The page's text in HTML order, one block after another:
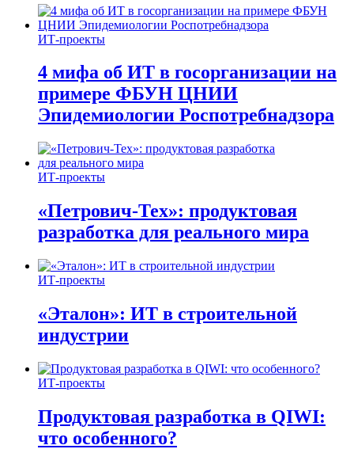
ИТ-проекты
4 мифа об ИТ в госорганизации на
примере ФБУН ЦНИИ
Эпидемиологии Роспотребнадзора
ИТ-проекты
«Петрович-Тех»: продуктовая
разработка для реального мира
ИТ-проекты
«Эталон»: ИТ в строительной
индустрии
ИТ-проекты
Продуктовая разработка в QIWI:
что особенного?